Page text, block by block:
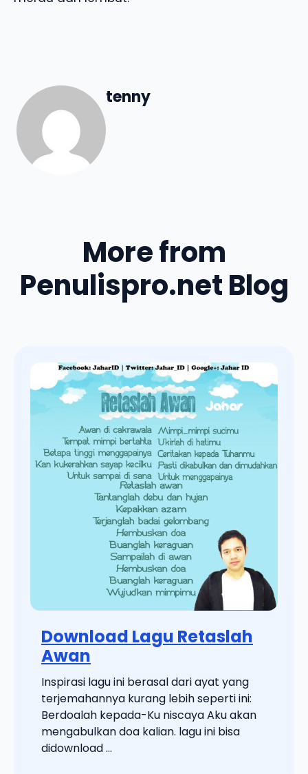
tenny
More from
Penulispro.net Blog
Download Lagu Retaslah
Awan
Inspirasi lagu ini berasal dari ayat yang
terjemahannya kurang lebih seperti ini:
Berdoalah kepada-Ku niscaya Aku akan
mengabulkan doa kalian. lagu ini bisa
didownload ...